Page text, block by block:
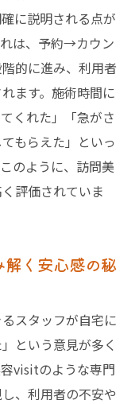
に説明される点が
は、予約→カウン
的に進み、利用者
ます。施術時間に
くれた」「急がさ
もらえた」といっ
のように、訪問美
評価されていま
く安心感の秘
スタッフが自宅に
という意見が多く
visitのような専門
、利用者の不安や